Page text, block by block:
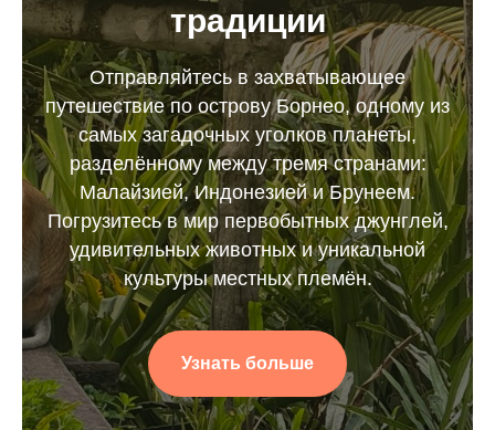
традиции
Отправляйтесь в захватывающее
путешествие по острову Борнео, одному из
самых загадочных уголков планеты,
разделённому между тремя странами:
Малайзией, Индонезией и Брунеем.
Погрузитесь в мир первобытных джунглей,
удивительных животных и уникальной
культуры местных племён.
Узнать больше